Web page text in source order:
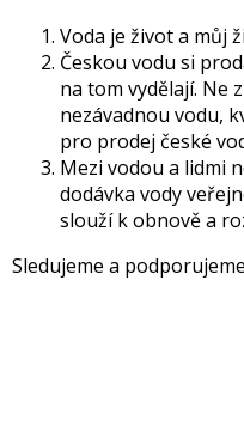
Voda je život a můj
Českou vodu si
na tom vydělají. Ne
nezávadnou vodu,
pro prodej české
Mezi vodou a lidmi
dodávka vody
slouží k obnově a
Sledujeme a